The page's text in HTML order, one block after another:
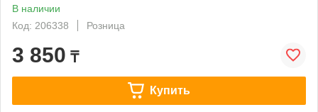
В наличии
Код: 206338
Розница
3 850 ₸
Купить